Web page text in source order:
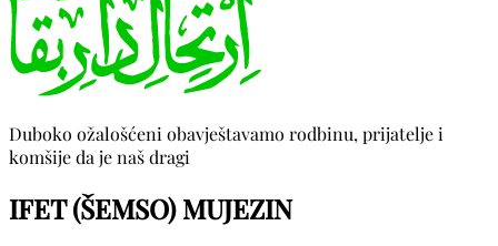
Duboko ožalošćeni obavještavamo rodbinu, prijatelje i
komšije da je naš dragi
IFET (ŠEMSO) MUJEZIN